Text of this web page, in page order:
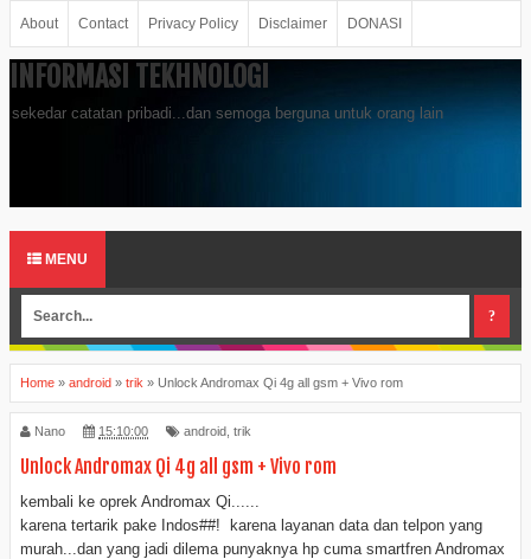
About Contact Privacy Policy Disclaimer DONASI
INFORMASI TEKHNOLOGI
sekedar catatan pribadi...dan semoga berguna untuk orang lain
MENU
Home » android » trik » Unlock Andromax Qi 4g all gsm + Vivo rom
Nano 15:10:00 android trik
Unlock Andromax Qi 4g all gsm + Vivo rom
kembali ke oprek Andromax Qi......
karena tertarik pake Indos##! karena layanan data dan telpon yang
murah...dan yang jadi dilema punyaknya hp cuma smartfren Andromax